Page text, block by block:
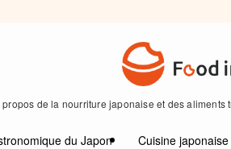
propos de la nourriture japonaise et des
du Japon Cuisine